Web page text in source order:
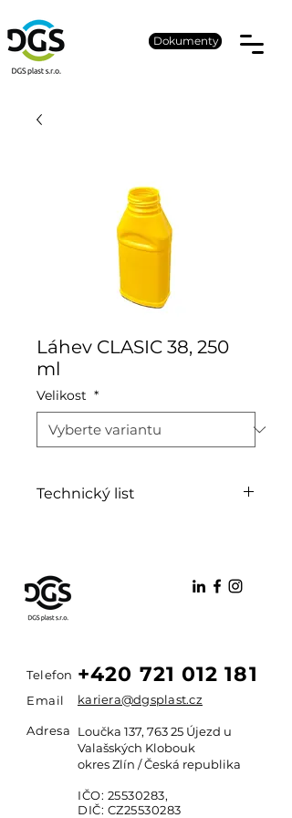
Dokumenty
Láhev CLASIC 38, 250
ml
Velikost *
Technický list
Telefon +420 721 012 181
Email kariera@dgsplast.cz
Adresa
Loučka 137, 763 25 Újezd u
Valašských Klobouk
okres Zlín / Česká republika
IČO: 25530283,
DIČ: CZ25530283